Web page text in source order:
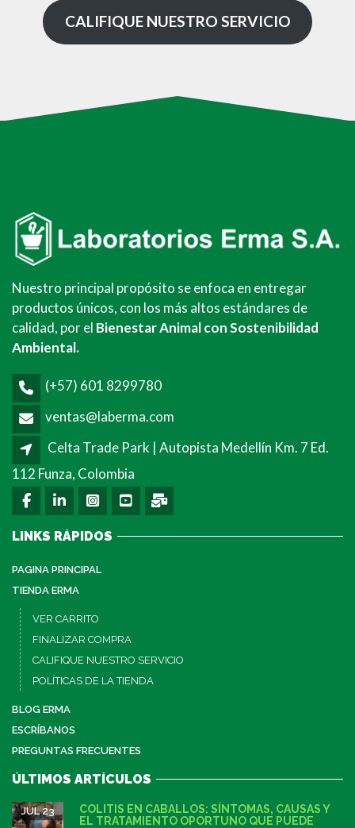
CALIFIQUE NUESTRO SERVICIO
Nuestro principal propósito se enfoca en entregar
productos únicos, con los más altos estándares de
calidad, por el Bienestar Animal con Sostenibilidad
Ambiental.
(+57) 601 8299780
ventas@laberma.com
Celta Trade Park | Autopista Medellín Km. 7 Ed.
112 Funza, Colombia
LINKS RÁPIDOS
PAGINA PRINCIPAL
TIENDA ERMA
VER CARRITO
FINALIZAR COMPRA
CALIFIQUE NUESTRO SERVICIO
POLÍTICAS DE LA TIENDA
BLOG ERMA
ESCRÍBANOS
PREGUNTAS FRECUENTES
ÚLTIMOS ARTÍCULOS
COLITIS EN CABALLOS: SÍNTOMAS, CAUSAS Y
EL TRATAMIENTO OPORTUNO QUE PUEDE
JUL 23